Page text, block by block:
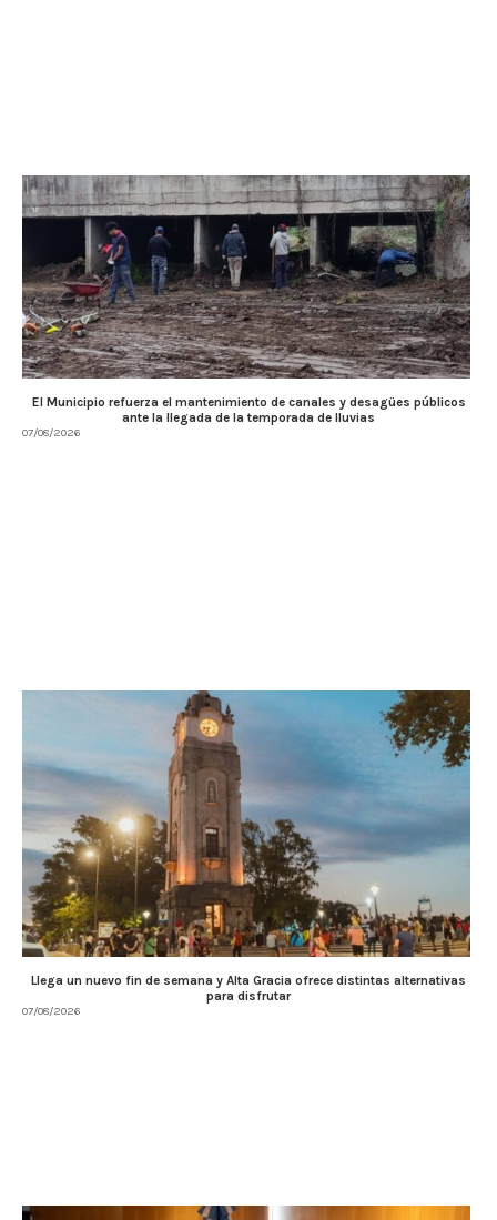
El Municipio refuerza el mantenimiento de canales y desagües públicos
ante la llegada de la temporada de lluvias
07/08/2026
Llega un nuevo fin de semana y Alta Gracia ofrece distintas alternativas
para disfrutar
07/08/2026